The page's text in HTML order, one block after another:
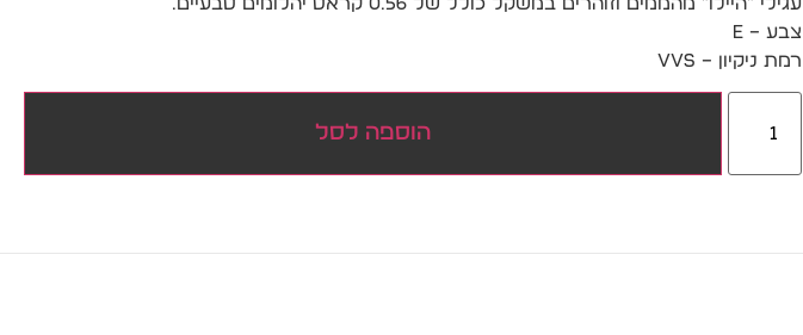
צבע – E
רמת ניקיון – VVS
הוספה לסל